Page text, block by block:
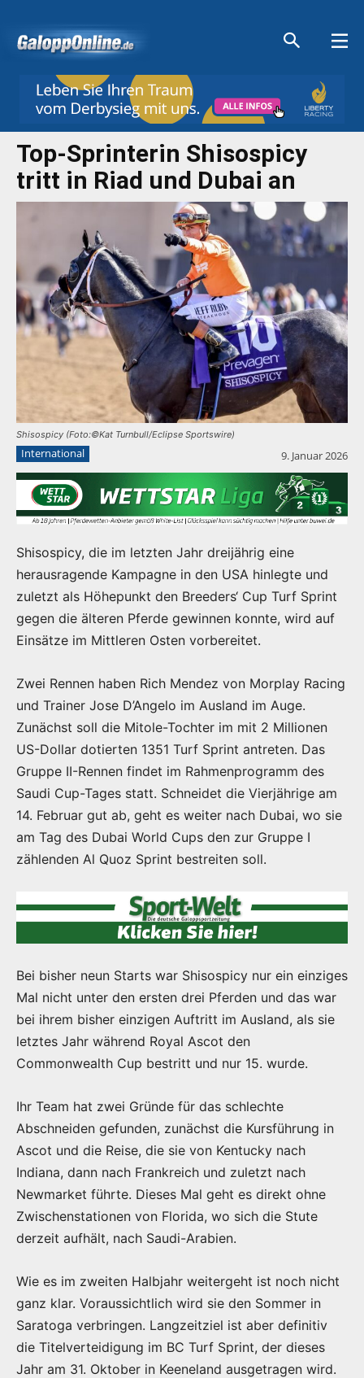
Top-Sprinterin Shisospicy
tritt in Riad und Dubai an
Shisospicy (Foto:©Kat Turnbull/Eclipse Sportswire)
International 9. Januar 2026
Shisospicy, die im letzten Jahr dreijährig eine
herausragende Kampagne in den USA hinlegte und
zuletzt als Höhepunkt den Breeders‘ Cup Turf Sprint
gegen die älteren Pferde gewinnen konnte, wird auf
Einsätze im Mittleren Osten vorbereitet.
Zwei Rennen haben Rich Mendez von Morplay Racing
und Trainer Jose D’Angelo im Ausland im Auge.
Zunächst soll die Mitole-Tochter im mit 2 Millionen
US-Dollar dotierten 1351 Turf Sprint antreten. Das
Gruppe II-Rennen findet im Rahmenprogramm des
Saudi Cup-Tages statt. Schneidet die Vierjährige am
14. Februar gut ab, geht es weiter nach Dubai, wo sie
am Tag des Dubai World Cups den zur Gruppe I
zählenden Al Quoz Sprint bestreiten soll.
Bei bisher neun Starts war Shisospicy nur ein einziges
Mal nicht unter den ersten drei Pferden und das war
bei ihrem bisher einzigen Auftritt im Ausland, als sie
letztes Jahr während Royal Ascot den
Commonwealth Cup bestritt und nur 15. wurde.
Ihr Team hat zwei Gründe für das schlechte
Abschneiden gefunden, zunächst die Kursführung in
Ascot und die Reise, die sie von Kentucky nach
Indiana, dann nach Frankreich und zuletzt nach
Newmarket führte. Dieses Mal geht es direkt ohne
Zwischenstationen von Florida, wo sich die Stute
derzeit aufhält, nach Saudi-Arabien.
Wie es im zweiten Halbjahr weitergeht ist noch nicht
ganz klar. Voraussichtlich wird sie den Sommer in
Saratoga verbringen. Langzeitziel ist aber definitiv
die Titelverteidigung im BC Turf Sprint, der dieses
Jahr am 31. Oktober in Keeneland ausgetragen wird.